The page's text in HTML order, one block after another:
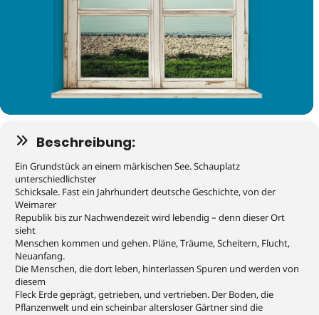
Beschreibung:
Ein Grundstück an einem märkischen See. Schauplatz
unterschiedlichster
Schicksale. Fast ein Jahrhundert deutsche Geschichte, von der
Weimarer
Republik bis zur Nachwendezeit wird lebendig – denn dieser Ort
sieht
Menschen kommen und gehen. Pläne, Träume, Scheitern, Flucht,
Neuanfang.
Die Menschen, die dort leben, hinterlassen Spuren und werden von
diesem
Fleck Erde geprägt, getrieben, und vertrieben. Der Boden, die
Pflanzenwelt und ein scheinbar altersloser Gärtner sind die